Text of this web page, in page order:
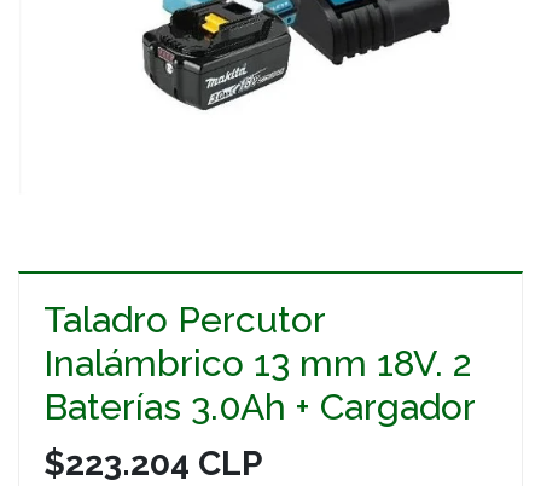
Taladro Percutor
Inalámbrico 13 mm 18V. 2
Baterías 3.0Ah + Cargador
$223.204 CLP